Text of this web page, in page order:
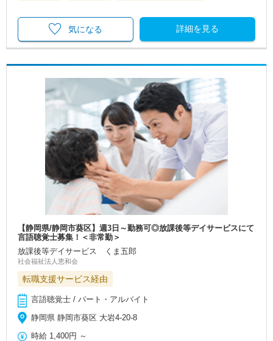
詳細を見る
気になる
【静岡県/静岡市葵区】週3日～勤務可◎放課後等デイサービスにて
言語聴覚士募集！＜非常勤＞
放課後等デイサービス くま五郎
社会福祉法人恵和会
転職支援サービス経由
言語聴覚士 / パート・アルバイト
静岡県 静岡市葵区 大岩4-20-8
時給 1,400円 ～